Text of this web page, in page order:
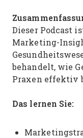
Dieser Podcast
Marketing-
behandelt, wie
Praxen effektiv
Das lernen Sie: